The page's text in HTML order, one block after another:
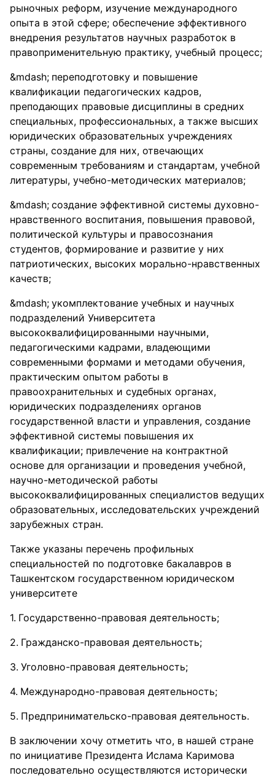
рыночных реформ, изучение международного
опыта в этой сфере; обеспечение эффективного
внедрения результатов научных разработок в
правоприменительную практику, учебный процесс;
переподготовку и повышение
квалификации педагогических кадров,
преподающих правовые дисциплины в средних
специальных, профессиональных, а также высших
юридических образовательных учреждениях
страны, создание для них, отвечающих
современным требованиям и стандартам, учебной
литературы, учебно-методических материалов;
создание эффективной системы духовно-
нравственного воспитания, повышения правовой,
политической культуры и правосознания
студентов, формирование и развитие у них
патриотических, высоких морально-нравственных
качеств;
укомплектование учебных и научных
подразделений Университета
высококвалифицированными научными,
педагогическими кадрами, владеющими
современными формами и методами обучения,
практическим опытом работы в
правоохранительных и судебных органах,
юридических подразделениях органов
государственной власти и управления, создание
эффективной системы повышения их
квалификации; привлечение на контрактной
основе для организации и проведения учебной,
научно-методической работы
высококвалифицированных специалистов ведущих
образовательных, исследовательских учреждений
зарубежных стран.
Также указаны перечень профильных
специальностей по подготовке бакалавров в
Ташкентском государственном юридическом
университете
Государственно-правовая деятельность;
Гражданско-правовая деятельность;
Уголовно-правовая деятельность;
Международно-правовая деятельность;
Предпринимательско-правовая деятельность.
В заключении хочу отметить что, в нашей стране
по инициативе Президента Ислама Каримова
последовательно осуществляются исторически